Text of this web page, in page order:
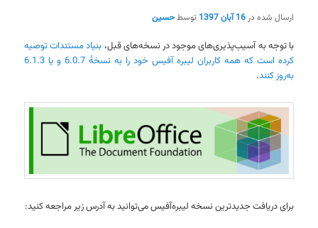
ارسال شده در16 آبان 1397 توسطحسین
با توجه به آسیب‌پذیری‌های موجود در نسخه‌های قبل، بنیاد مستندات توصیه
کرده است که همه کاربران لیبره آفیس خود را به نسخهٔ 6.0.7 و یا 6.1.3
به‌روز کنند.
برای دریافت جدیدترین نسخه لیبره‌آفیس می‌توانید به آدرس زیر مراجعه کنید: